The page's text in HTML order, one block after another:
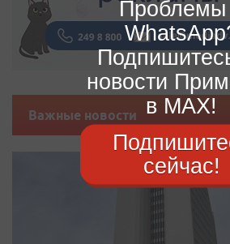
Важные новости
Проблемы
новости
в MAX!
сейчас!